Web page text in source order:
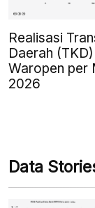
Realisasi
Daerah
Waropen per
2026
Data